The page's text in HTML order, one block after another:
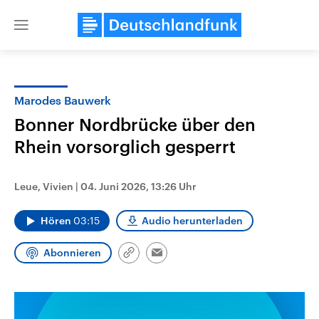
Close
Landtagswahl Sachsen-Anhalt
2026
September 2026 einen neuen
Landtag. Seit 2021 wird das
Bundesland von einer Koalition aus
gehören die Vereinigten
den mächtigsten Ländern
mit großem Einfluss auf
Marodes Bauwerk
Bonner Nordbrücke über den
Rhein vorsorglich gesperrt
Leue, Vivien | 04. Juni 2026, 13:26 Uhr
Hören 03:15 Audio herunterladen
Abonnieren
Link
Email